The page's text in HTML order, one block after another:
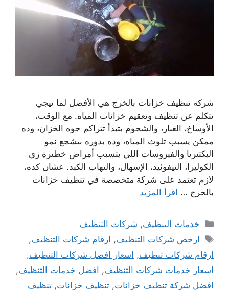
شركة تنظيف خزانات بالخرج هي الأفضل لما تيجي
تتكلم عن تنظيف وتعقيم خزانات المياه. مع الوقت،
الأوساخ، الغبار، والشحوم بتبدأ تتراكم جوه الخزان، وده
ممكن يسبب تلوث المياه، وده بدوره بيشجع نمو
البكتيريا والفيروسات اللي بتسبب أمراض خطيرة زي
الكوليرا، التيفوئيد، الإسهال، والتهاب الكبد. عشان كده،
لازم تعتمد على شركة متخصصة في تنظيف خزانات
بالخرج … اقرأ المزيد
التصنيفات
خدمات التنظيف, شركات التنظيف
الوسوم
ارخص شركات التنظيف, ارقام شركات التنظيف,
ارقام شركات تنظيف, اسعار افضل شركات التنظيف,
اسعار خدمات شركات التنظيف, افضل خدمات التنظيف,
افضل شركة تنظيف خزانات, تنظيف خزانات, تنظيف